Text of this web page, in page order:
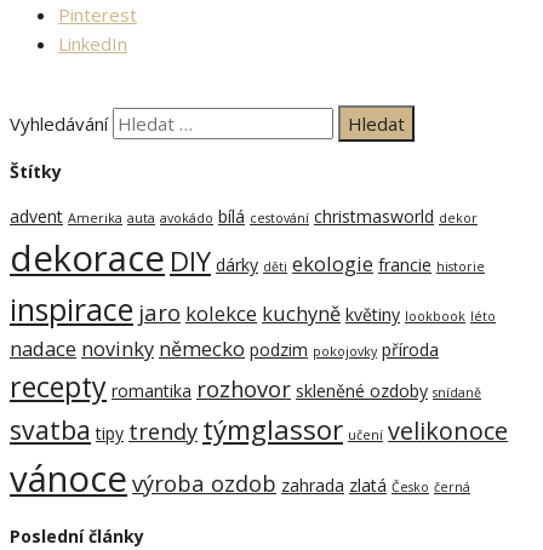
Pinterest
LinkedIn
Vyhledávání
Štítky
advent Amerika auta avokádo bílá cestování christmasworld dekor
dekorace DIY dárky děti ekologie francie historie
inspirace jaro kolekce kuchyně květiny lookbook léto
nadace novinky německo podzim pokojovky příroda
recepty romantika rozhovor skleněné ozdoby snídaně
svatba tipy trendy týmglassor učení velikonoce
vánoce výroba ozdob zahrada zlatá Česko černá
Poslední články